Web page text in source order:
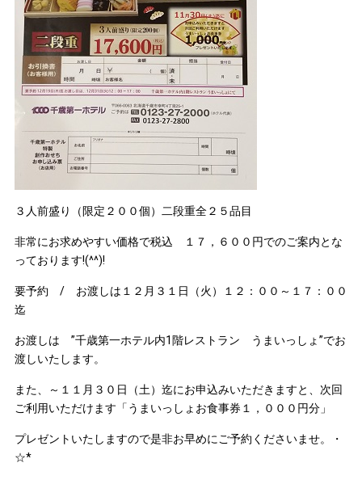
３人前盛り（限定２００個）二段重全２５品目
非常にお求めやすい価格で税込 １７，６００円でのご案内とな
っております!(^^)!
要予約 / お渡しは１２月３１日（火）１２：００～１７：００
迄
お渡しは ”千歳第一ホテル内1階レストラン うまいっしょ”でお
渡しいたします。
また、～１１月３０日（土）迄にお申込みいただきますと、次回
ご利用いただけます「うまいっしょお食事券１，０００円分」
プレゼントいたしますので是非お早めにご予約くださいませ。・
☆*